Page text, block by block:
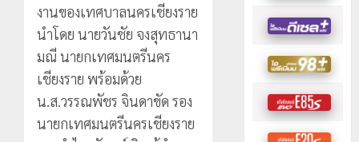
งานของเทศบาลนครเชียงราย
นำโดย นายวันชัย จงสุทธานา
มณี นายกเทศมนตรีนคร
เชียงราย พร้อมด้วย
น.ส.วรรณพัชร จินดาขัด รอง
นายกเทศมนตรีนครเชียงราย